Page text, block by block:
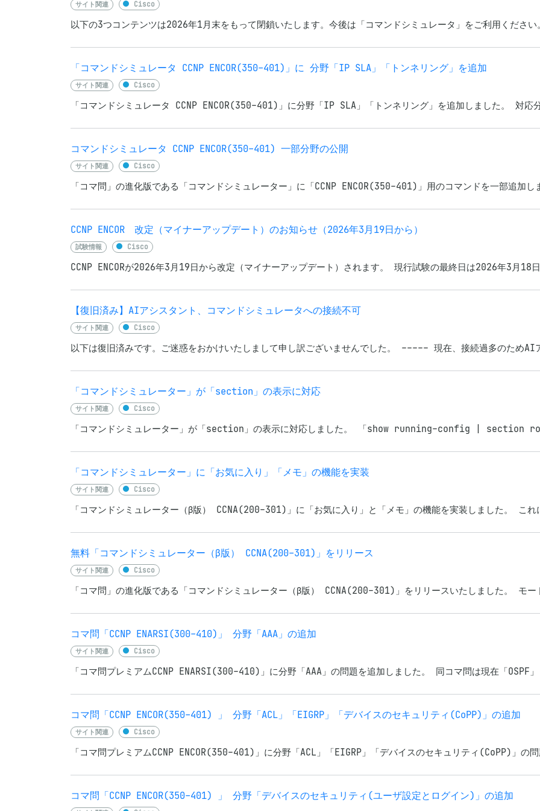
サイト関連 Cisco
以下の3つコンテンツは2026年1月末をもって閉鎖いたします。今後は「コマンドシミュレータ」をご利用くだ
「コマンドシミュレータ CCNP ENCOR(350-401)」に 分野「IP SLA」「トンネリング」を追加
サイト関連 Cisco
「コマンドシミュレータ CCNP ENCOR(350-401)」に分野「IP SLA」「トンネリング」を追加しました。 対
コマンドシミュレータ CCNP ENCOR(350-401) 一部分野の公開
サイト関連 Cisco
「コマ問」の進化版である「コマンドシミュレーター」に「CCNP ENCOR(350-401)」用のコマンドを一部追
CCNP ENCOR 改定（マイナーアップデート）のお知らせ（2026年3月19日から）
試験情報 Cisco
CCNP ENCORが2026年3月19日から改定（マイナーアップデート）されます。 現行試験の最終日は2026年3月
【復旧済み】AIアシスタント、コマンドシミュレータへの接続不可
サイト関連 Cisco
以下は復旧済みです。ご迷惑をおかけいたしまして申し訳ございませんでした。 ----- 現在、接続過多のため
「コマンドシミュレーター」が「section」の表示に対応
サイト関連 Cisco
「コマンドシミュレーター」が「section」の表示に対応しました。 「show running-config |
「コマンドシミュレーター」に「お気に入り」「メモ」の機能を実装
サイト関連 Cisco
「コマンドシミュレーター（β版） CCNA(200-301)」に「お気に入り」と「メモ」の機能を実装しました。 こ
無料「コマンドシミュレーター（β版） CCNA(200-301)」をリリース
サイト関連 Cisco
「コマ問」の進化版である「コマンドシミュレーター（β版） CCNA(200-301)」をリリースいたしました。 モ
コマ問「CCNP ENARSI(300-410)」 分野「AAA」の追加
サイト関連 Cisco
「コマ問プレミアムCCNP ENARSI(300-410)」に分野「AAA」の問題を追加しました。 同コマ問は現在「OSPF
コマ問「CCNP ENCOR(350-401) 」 分野「ACL」「EIGRP」「デバイスのセキュリティ(CoPP)」の追加
サイト関連 Cisco
「コマ問プレミアムCCNP ENCOR(350-401)」に分野「ACL」「EIGRP」「デバイスのセキュリティ(CoPP)」
コマ問「CCNP ENCOR(350-401) 」 分野「デバイスのセキュリティ(ユーザ設定とログイン)」の追加